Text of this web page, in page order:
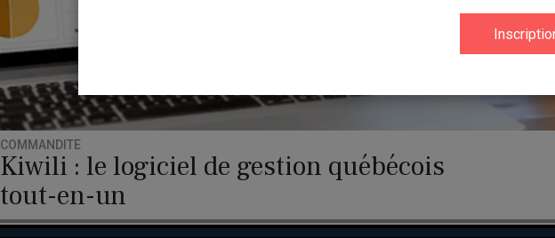
COMMANDITÉ
Kiwili : le logiciel de gestion québécois
tout-en-un